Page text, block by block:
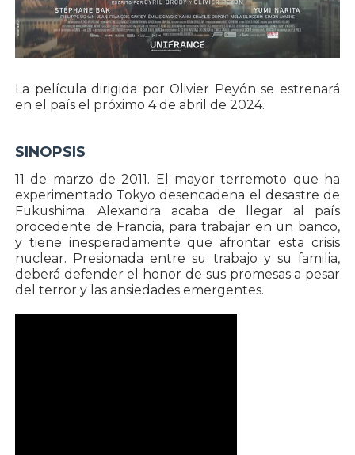
La película dirigida por Olivier Peyón se estrenará
en el país el próximo 4 de abril de 2024.
SINOPSIS
11 de marzo de 2011. El mayor terremoto que ha
experimentado Tokyo desencadena el desastre de
Fukushima. Alexandra acaba de llegar al país
procedente de Francia, para trabajar en un banco,
y tiene inesperadamente que afrontar esta crisis
nuclear. Presionada entre su trabajo y su familia,
deberá defender el honor de sus promesas a pesar
del terror y las ansiedades emergentes.